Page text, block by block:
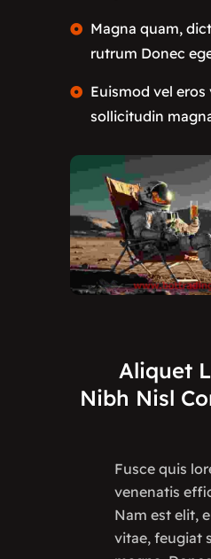
Magna quam,
rutrum Donec
Euismod vel
sollicitudin
Aliquet
Nibh Nisl
Fusce quis
venenatis
Nam est elit,
vitae, feugiat